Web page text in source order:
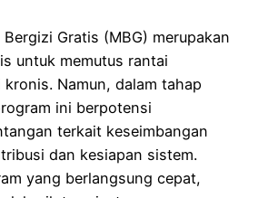
Gratis (MBG) merupakan
untuk memutus rantai
Namun, dalam tahap
ini berpotensi
terkait keseimbangan
dan kesiapan sistem.
yang berlangsung cepat,